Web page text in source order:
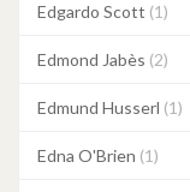
Edgardo Scott (1)
Edmond Jabès (2)
Edmund Husserl (1)
Edna O'Brien (1)